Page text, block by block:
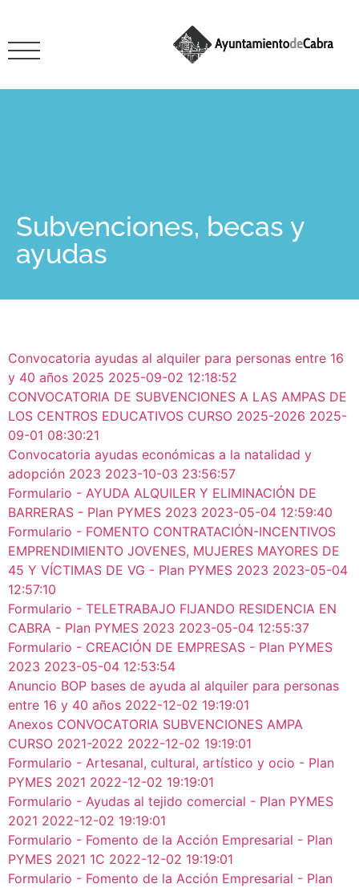
Subvenciones, becas y
ayudas
Convocatoria ayudas al alquiler para personas entre 16
y 40 años 2025 2025-09-02 12:18:52
CONVOCATORIA DE SUBVENCIONES A LAS AMPAS DE
LOS CENTROS EDUCATIVOS CURSO 2025-2026 2025-
09-01 08:30:21
Convocatoria ayudas económicas a la natalidad y
adopción 2023 2023-10-03 23:56:57
Formulario - AYUDA ALQUILER Y ELIMINACIÓN DE
BARRERAS - Plan PYMES 2023 2023-05-04 12:59:40
Formulario - FOMENTO CONTRATACIÓN-INCENTIVOS
EMPRENDIMIENTO JOVENES, MUJERES MAYORES DE
45 Y VÍCTIMAS DE VG - Plan PYMES 2023 2023-05-04
12:57:10
Formulario - TELETRABAJO FIJANDO RESIDENCIA EN
CABRA - Plan PYMES 2023 2023-05-04 12:55:37
Formulario - CREACIÓN DE EMPRESAS - Plan PYMES
2023 2023-05-04 12:53:54
Anuncio BOP bases de ayuda al alquiler para personas
entre 16 y 40 años 2022-12-02 19:19:01
Anexos CONVOCATORIA SUBVENCIONES AMPA
CURSO 2021-2022 2022-12-02 19:19:01
Formulario - Artesanal, cultural, artístico y ocio - Plan
PYMES 2021 2022-12-02 19:19:01
Formulario - Ayudas al tejido comercial - Plan PYMES
2021 2022-12-02 19:19:01
Formulario - Fomento de la Acción Empresarial - Plan
PYMES 2021 1C 2022-12-02 19:19:01
Formulario - Fomento de la Acción Empresarial - Plan